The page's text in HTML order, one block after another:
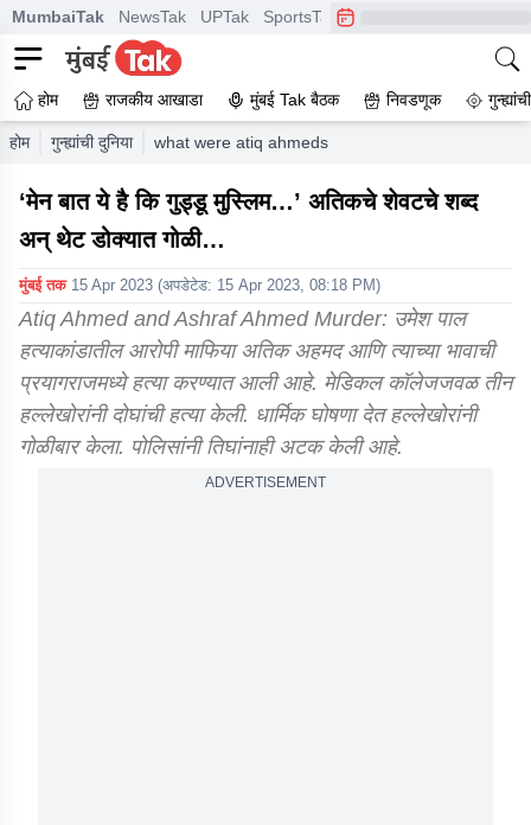
MumbaiTak NewsTak UPTak SportsTak CrimeTak
होम राजकीय आखाडा मुंबई Tak बैठक निवडणूक
होम गुन्ह्यांची दुनिया what were atiq ahmeds last words before losing
‘मेन बात ये है कि गुड्डू मुस्लिम…’ अतिकचे शेवटचे शब्द
अन् थेट डोक्यात गोळी…
मुंबई तक 15 Apr 2023 (अपडेटेड: 15 Apr 2023, 08:18 PM)
Atiq Ahmed and Ashraf Ahmed Murder: उमेश पाल
हत्याकांडातील आरोपी माफिया अतिक अहमद आणि त्याच्या भावाची
प्रयागराजमध्ये हत्या करण्यात आली आहे. मेडिकल कॉलेजजवळ तीन
हल्लेखोरांनी दोघांची हत्या केली. धार्मिक घोषणा देत हल्लेखोरांनी
गोळीबार केला. पोलिसांनी तिघांनाही अटक केली आहे.
ADVERTISEMENT